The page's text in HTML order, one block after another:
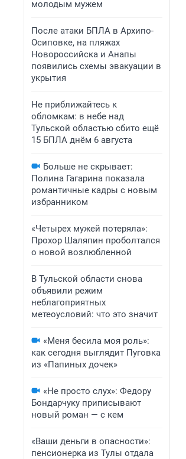
молодым мужем
После атаки БПЛА в Архипо-
Осиповке, на пляжах
Новороссийска и Анапы
появились схемы эвакуации в
укрытия
Не приближайтесь к
обломкам: в небе над
Тульской областью сбито ещё
15 БПЛА днём 6 августа
Больше не скрывает:
Полина Гагарина показала
романтичные кадры с новым
избранником
«Четырех мужей потеряла»:
Прохор Шаляпин проболтался
о новой возлюбленной
В Тульской области снова
объявили режим
неблагоприятных
метеоусловий: что это значит
«Меня бесила моя роль»:
как сегодня выглядит Пуговка
из «Папиных дочек»
«Не просто слух»: Федору
Бондарчуку приписывают
новый роман — с кем
«Ваши деньги в опасности»:
пенсионерка из Тулы отдала